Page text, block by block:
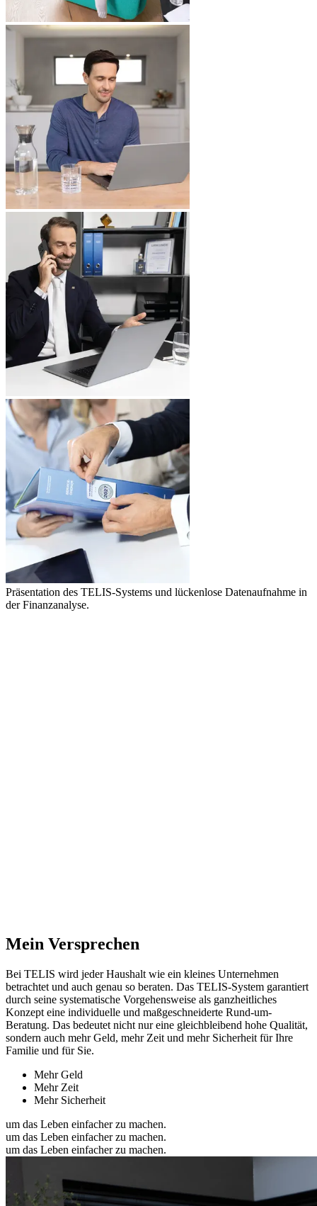
Präsentation des TELIS-Systems und lückenlose Datenaufnahme in
der Finanzanalyse.
Mein Versprechen
Bei TELIS wird jeder Haushalt wie ein kleines Unternehmen
betrachtet und auch genau so beraten. Das TELIS-System garantiert
durch seine systematische Vorgehensweise als ganzheitliches
Konzept eine individuelle und maßgeschneiderte Rund-um-
Beratung. Das bedeutet nicht nur eine gleichbleibend hohe Qualität,
sondern auch mehr Geld, mehr Zeit und mehr Sicherheit für Ihre
Familie und für Sie.
Mehr Geld
Mehr Zeit
Mehr Sicherheit
um das Leben einfacher zu machen.
um das Leben einfacher zu machen.
um das Leben einfacher zu machen.